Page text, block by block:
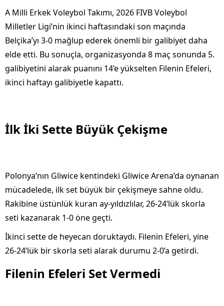
A Milli Erkek Voleybol Takımı, 2026 FIVB Voleybol
Milletler Ligi’nin ikinci haftasındaki son maçında
Belçika’yı 3-0 mağlup ederek önemli bir galibiyet daha
elde etti. Bu sonuçla, organizasyonda 8 maç sonunda 5.
galibiyetini alarak puanını 14’e yükselten Filenin Efeleri,
ikinci haftayı galibiyetle kapattı.
İlk İki Sette Büyük Çekişme
Polonya’nın Gliwice kentindeki Gliwice Arena’da oynanan
mücadelede, ilk set büyük bir çekişmeye sahne oldu.
Rakibine üstünlük kuran ay-yıldızlılar, 26-24’lük skorla
seti kazanarak 1-0 öne geçti.
İkinci sette de heyecan doruktaydı. Filenin Efeleri, yine
26-24’lük bir skorla seti alarak durumu 2-0’a getirdi.
Filenin Efeleri Set Vermedi